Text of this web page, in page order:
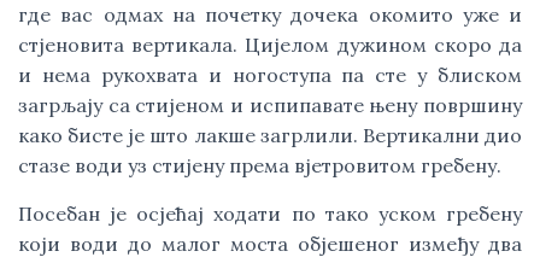
где вас одмах на почетку дочека окомито уже и
стјеновита вертикала. Цијелом дужином скоро да
и нема рукохвата и ногоступа па сте у блиском
загрљају са стијеном и испипавате њену површину
како бисте је што лакше загрлили. Вертикални дио
стазе води уз стијену према вјетровитом гребену.
Посебан је осјећај ходати по тако уском гребену
који води до малог моста објешеног између два